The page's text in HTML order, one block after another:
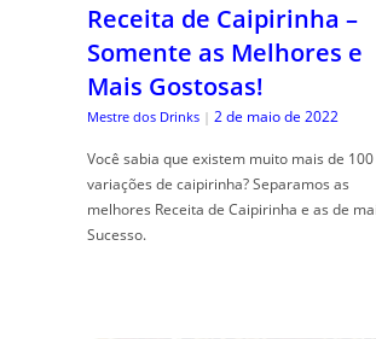
Receita de Caipirinha –
Somente as Melhores e
Mais Gostosas!
Mestre dos Drinks | 2 de maio de 2022
Você sabia que existem muito mais de 100
variações de caipirinha? Separamos as
melhores Receita de Caipirinha e as de
Sucesso.